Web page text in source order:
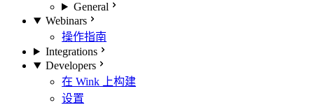
General
Webinars
操作指南
Integrations
Developers
在 Wink 上构建
设置